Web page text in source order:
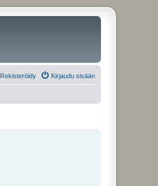
Kirjaudu sisään
Rekisteröidy